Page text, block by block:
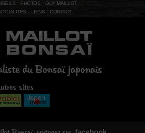
PHOTOS
GUY MAILLOT
LIENS CONTACT
du Bonsaï japonais
sites